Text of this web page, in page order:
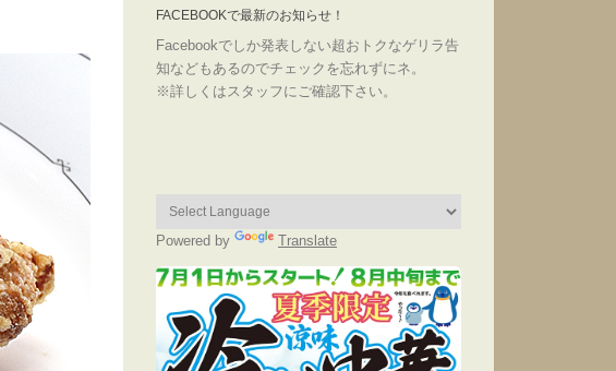
FACEBOOKで最新のお知らせ！
Facebookでしか発表しない超おトクなゲリラ告
知などもあるのでチェックを忘れずにネ。
※詳しくはスタッフにご確認下さい。
Powered by Translate